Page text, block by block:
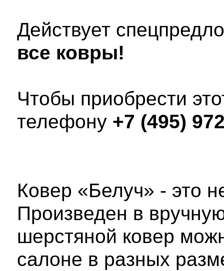
Действует
все ковры!
Чтобы приобрести
телефону +7 (495)
Ковер «Белуч» - это
Произведен в
шерстяной ковер
салоне в разных